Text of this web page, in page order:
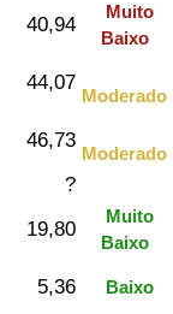
40,94
Muito
Baixo
44,07
Moderado
46,73
Moderado
?
19,80
Muito
Baixo
5,36 Baixo